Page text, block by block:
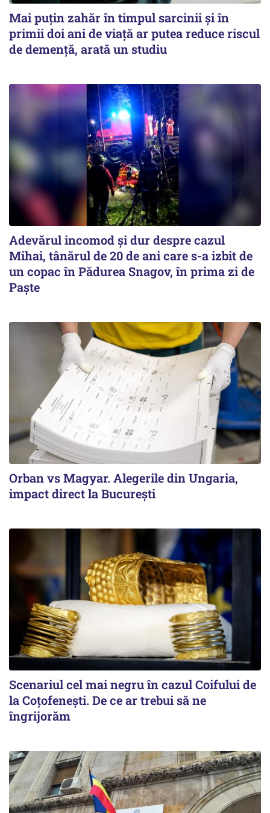
Mai puțin zahăr în timpul sarcinii și în
primii doi ani de viață ar putea reduce riscul
de demență, arată un studiu
Adevărul incomod și dur despre cazul
Mihai, tânărul de 20 de ani care s-a izbit de
un copac în Pădurea Snagov, în prima zi de
Paște
Orban vs Magyar. Alegerile din Ungaria,
impact direct la Bucureşti
Scenariul cel mai negru în cazul Coifului de
la Coțofenești. De ce ar trebui să ne
îngrijorăm